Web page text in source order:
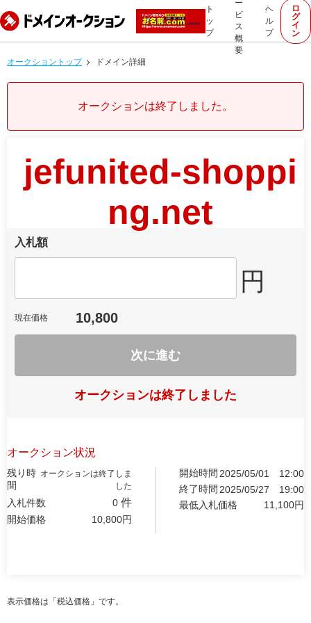
ト
ッ
プ
ー
ビ
ス
概
要
ヘ
ル
プ
ロ
グ
イ
ン
オークショントップ ドメイン詳細
オークションは終了しました。
jefunited-shoppi
ng.net
入札額
円
現在価格 10,800
次に進む
オークションは終了しました
オークション状況
残り時
間
オークションは終了しま
した
入札件数 0 件
開始価格 10,800円
開始時間 2025/05/01
12:00
終了時間 2025/05/27
19:00
最低入札価格
11,100円
表示価格は「税込価格」です。